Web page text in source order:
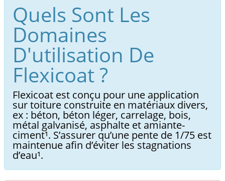
Quels Sont Les
Domaines
D'utilisation De
Flexicoat ?
Flexicoat est conçu pour une application
sur toiture construite en matériaux divers,
ex : béton, béton léger, carrelage, bois,
métal galvanisé, asphalte et amiante-
ciment¹. S’assurer qu’une pente de 1/75 est
maintenue afin d’éviter les stagnations
d’eau¹.